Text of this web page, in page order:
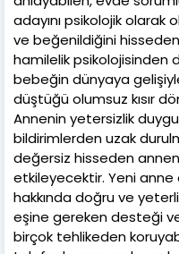
adayını psikolojik olarak
ve beğenildiğini
hamilelik psikolojisinden
bebeğin dünyaya
düştüğü olumsuz kısır
Annenin yetersizlik
bildirimlerden uzak
değersiz hisseden
etkileyecektir. Yeni anne
hakkında doğru ve
eşine gereken desteği
birçok tehlikeden